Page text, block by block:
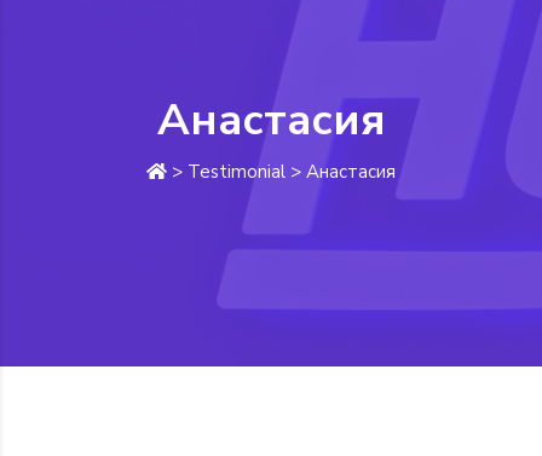
Анастасия
> Testimonial> Анастасия